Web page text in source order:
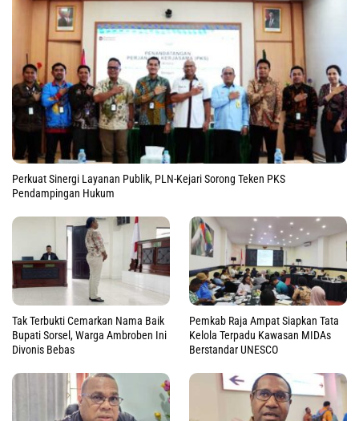
Perkuat Sinergi Layanan Publik, PLN-Kejari Sorong Teken PKS
Pendampingan Hukum
Tak Terbukti Cemarkan Nama Baik
Bupati Sorsel, Warga Ambroben Ini
Divonis Bebas
Pemkab Raja Ampat Siapkan Tata
Kelola Terpadu Kawasan MIDAs
Berstandar UNESCO